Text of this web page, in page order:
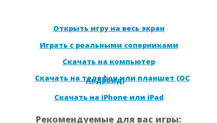
Открыть игру на весь экран
Играть с реальными соперниками
Скачать на компьютер
Скачать на телефон или планшет (ОС
Андроид)
Скачать на iPhone или iPad
Рекомендуемые для вас игры: